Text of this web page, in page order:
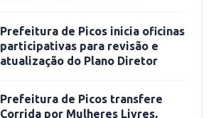
Prefeitura de Picos inicia oficinas
participativas para revisão e
atualização do Plano Diretor
Prefeitura de Picos transfere
Corrida por Mulheres Livres,